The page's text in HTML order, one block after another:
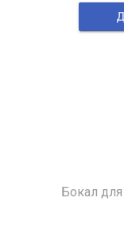
Бокал